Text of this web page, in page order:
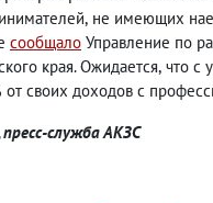
, не имеющих
сообщало Управление по
края. Ожидается, что с
от своих доходов с
служба АКЗС